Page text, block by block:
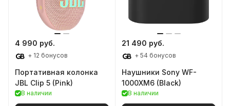
4 990 руб.
+ 12 бонусов
Портативная колонка
JBL Clip 5 (Pink)
В наличии
21 490 руб.
+ 54 бонусов
Наушники Sony WF-
1000XM6 (Black)
В наличии